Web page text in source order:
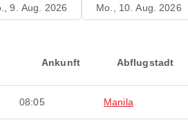
9. Aug. 2026 Mo., 10. Aug. 2026
Ankunft Abflugstadt
08:05 Manila